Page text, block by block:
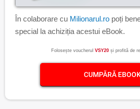
În colaborare cu Milionarul.ro poți
special la achiziția acestui eBook.
Folosește voucherul VSY20 și profită de
CUMPĂRĂ